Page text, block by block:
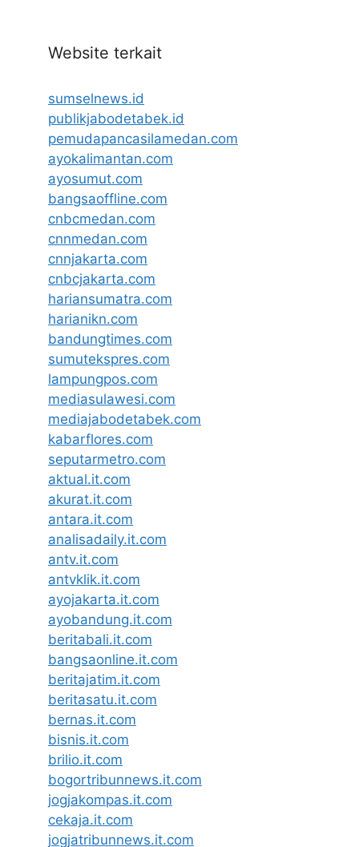
Website terkait
sumselnews.id
publikjabodetabek.id
pemudapancasilamedan.com
ayokalimantan.com
ayosumut.com
bangsaoffline.com
cnbcmedan.com
cnnmedan.com
cnnjakarta.com
cnbcjakarta.com
hariansumatra.com
harianikn.com
bandungtimes.com
sumutekspres.com
lampungpos.com
mediasulawesi.com
mediajabodetabek.com
kabarflores.com
seputarmetro.com
aktual.it.com
akurat.it.com
antara.it.com
analisadaily.it.com
antv.it.com
antvklik.it.com
ayojakarta.it.com
ayobandung.it.com
beritabali.it.com
bangsaonline.it.com
beritajatim.it.com
beritasatu.it.com
bernas.it.com
bisnis.it.com
brilio.it.com
bogortribunnews.it.com
jogjakompas.it.com
cekaja.it.com
jogjatribunnews.it.com